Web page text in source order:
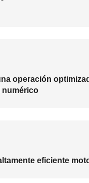
operación
numérico
eficiente